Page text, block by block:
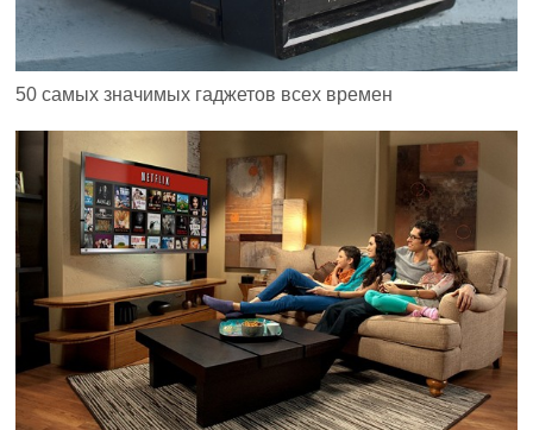
50 самых значимых гаджетов всех времен